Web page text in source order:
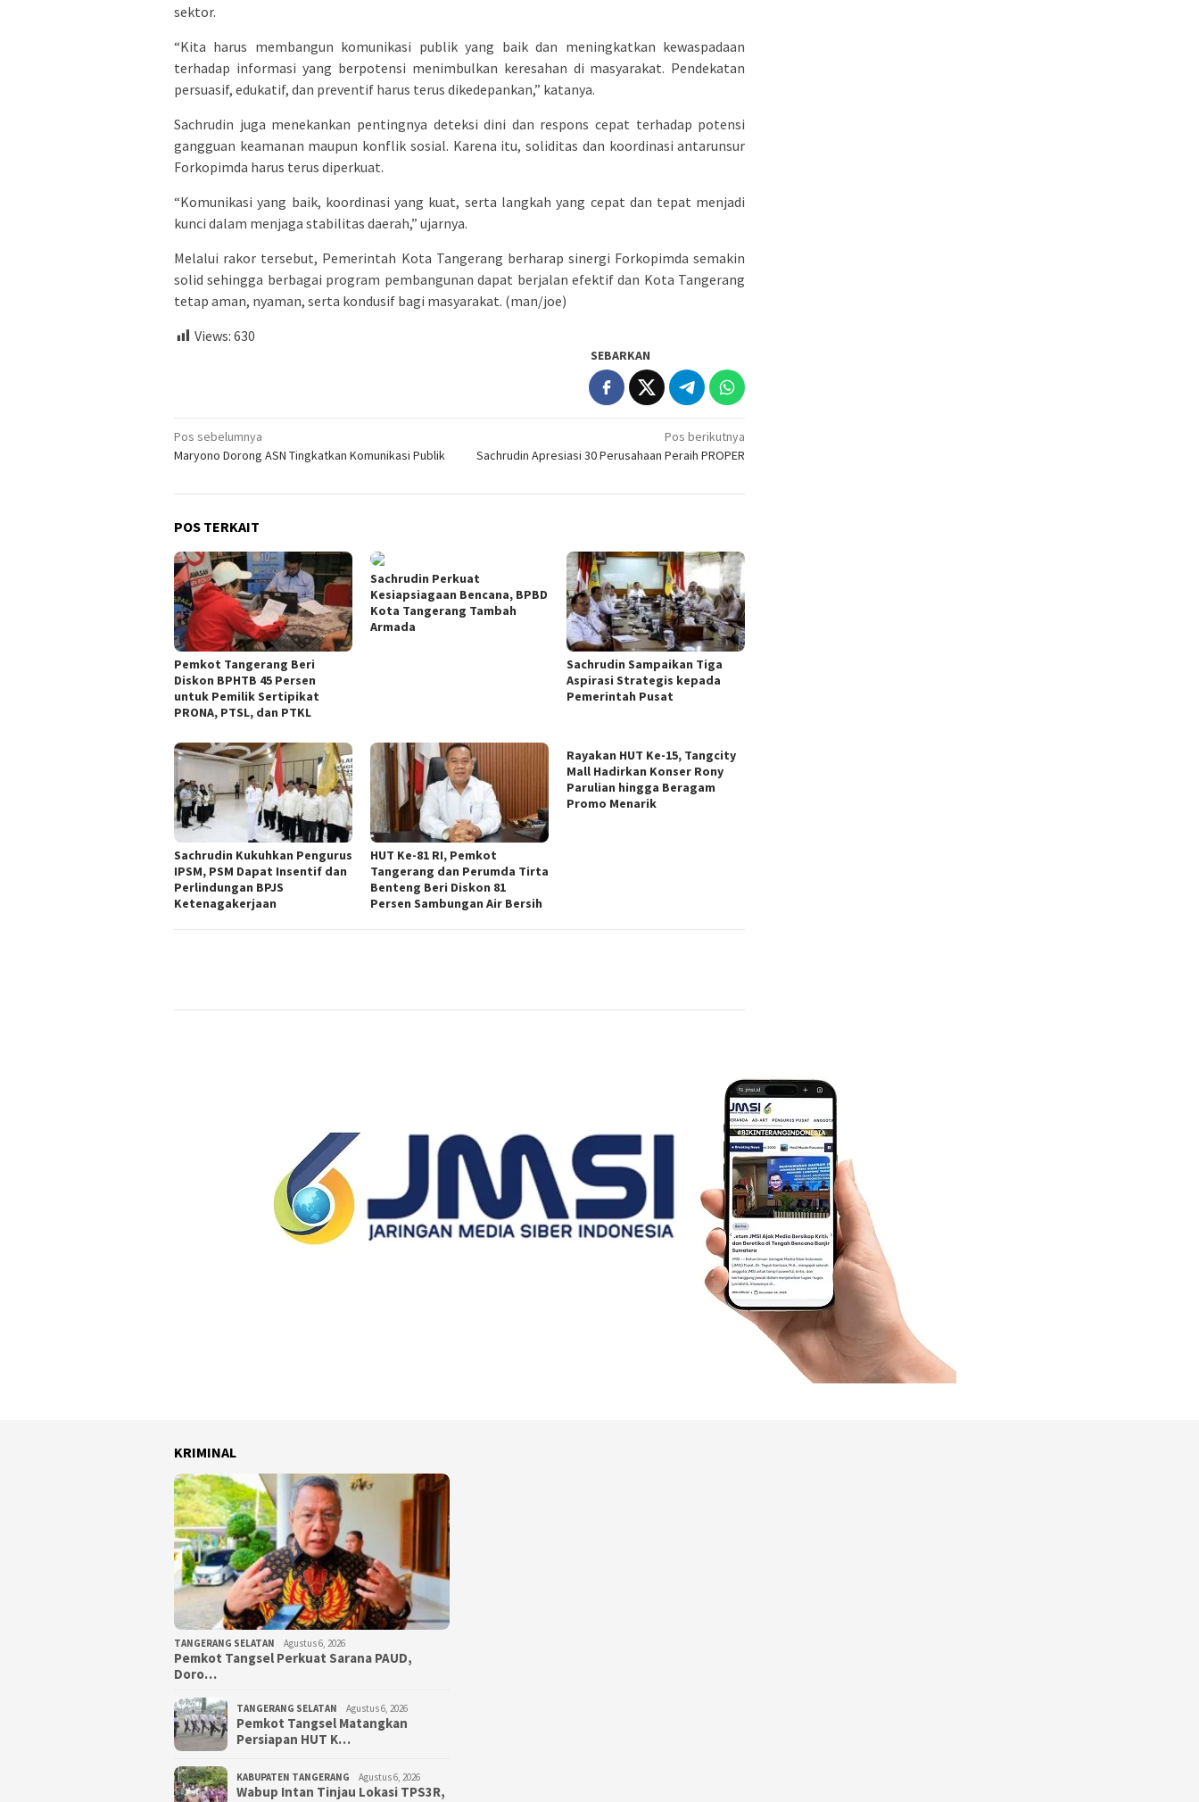
sektor.
“Kita harus membangun komunikasi publik yang baik dan meningkatkan kewaspadaan
terhadap informasi yang berpotensi menimbulkan keresahan di masyarakat. Pendekatan
persuasif, edukatif, dan preventif harus terus dikedepankan,” katanya.
Sachrudin juga menekankan pentingnya deteksi dini dan respons cepat terhadap potensi
gangguan keamanan maupun konflik sosial. Karena itu, soliditas dan koordinasi antarunsur
Forkopimda harus terus diperkuat.
“Komunikasi yang baik, koordinasi yang kuat, serta langkah yang cepat dan tepat menjadi
kunci dalam menjaga stabilitas daerah,” ujarnya.
Melalui rakor tersebut, Pemerintah Kota Tangerang berharap sinergi Forkopimda semakin
solid sehingga berbagai program pembangunan dapat berjalan efektif dan Kota Tangerang
tetap aman, nyaman, serta kondusif bagi masyarakat. (man/joe)
Views: 630
SEBARKAN
Navigasi
pos
Pos sebelumnya
Maryono Dorong ASN Tingkatkan Komunikasi Publik
Pos berikutnya
Sachrudin Apresiasi 30 Perusahaan Peraih PROPER
POS TERKAIT
Pemkot Tangerang Beri
Diskon BPHTB 45 Persen
untuk Pemilik Sertipikat
PRONA, PTSL, dan PTKL
Sachrudin Perkuat
Kesiapsiagaan Bencana, BPBD
Kota Tangerang Tambah
Armada
Sachrudin Sampaikan Tiga
Aspirasi Strategis kepada
Pemerintah Pusat
Sachrudin Kukuhkan Pengurus
IPSM, PSM Dapat Insentif dan
Perlindungan BPJS
Ketenagakerjaan
HUT Ke-81 RI, Pemkot
Tangerang dan Perumda Tirta
Benteng Beri Diskon 81
Persen Sambungan Air Bersih
Rayakan HUT Ke-15, Tangcity
Mall Hadirkan Konser Rony
Parulian hingga Beragam
Promo Menarik
KRIMINAL
TANGERANG SELATAN Agustus 6, 2026
Pemkot Tangsel Perkuat Sarana PAUD,
Doro…
TANGERANG SELATAN Agustus 6, 2026
Pemkot Tangsel Matangkan
Persiapan HUT K…
KABUPATEN TANGERANG Agustus 6, 2026
Wabup Intan Tinjau Lokasi TPS3R,